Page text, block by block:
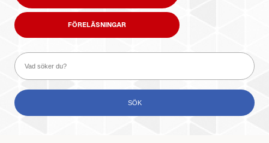
FÖRELÄSNINGAR